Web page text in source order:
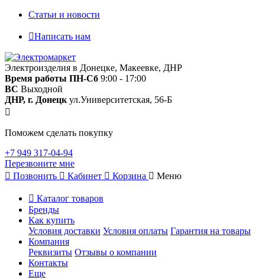
Статьи и новости
Написать нам
Электроизделия в Донецке, Макеевке, ДНР
Время работы ПН-Сб 9:00 - 17:00
ВС Выходной
ДНР, г. Донецк ул.Университетская, 56-Б
Поможем сделать покупку
+7 949 317-04-94
Перезвоните мне
Позвонить
Кабинет Корзина Меню
Каталог товаров
Бренды
Как купить
Условия доставки Условия оплаты Гарантия на товары
Компания
Реквизиты Отзывы о компании
Контакты
Еще